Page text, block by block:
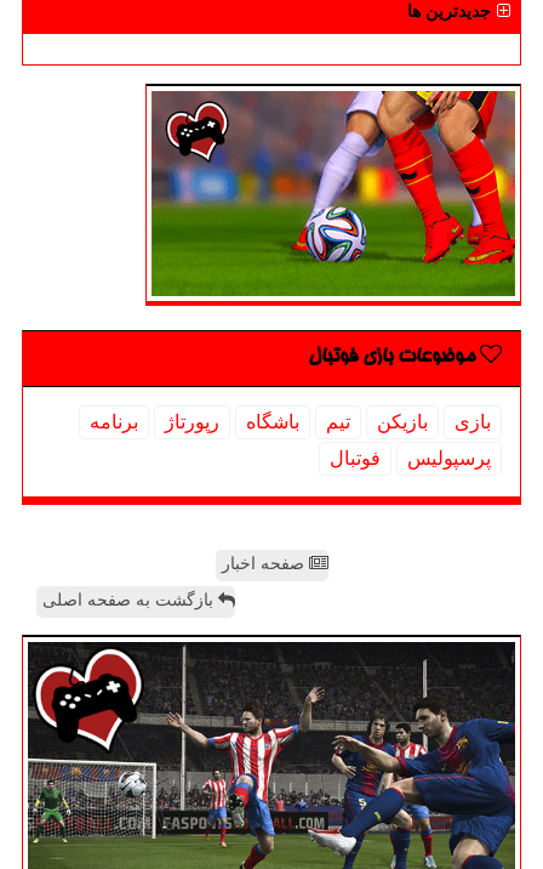
جدیدترین ها
موضوعات بازی فوتبال
بازی بازیكن تیم باشگاه رپورتاژ
برنامه
پرسپولیس
فوتبال
صفحه اخبار
بازگشت به صفحه اصلی